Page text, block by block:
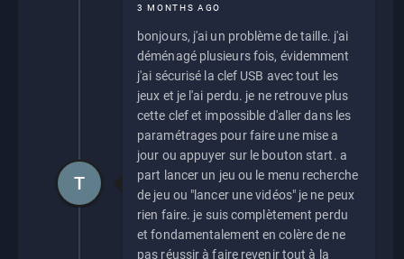
3 MONTHS AGO
bonjours, j'ai un problème de taille. j'ai
déménagé plusieurs fois, évidemment
j'ai sécurisé la clef USB avec tout les
jeux et je l'ai perdu. je ne retrouve plus
cette clef et impossible d'aller dans les
paramétrages pour faire une mise a
jour ou appuyer sur le bouton start. a
part lancer un jeu ou le menu recherche
de jeu ou "lancer une vidéos" je ne peux
rien faire. je suis complètement perdu
et fondamentalement en colère de ne
pas réussir à faire revenir tout à la
T